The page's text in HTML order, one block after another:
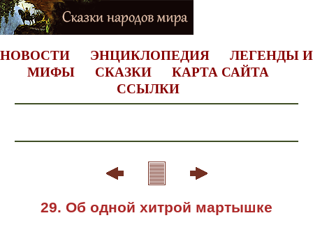
НОВОСТИ ЭНЦИКЛОПЕДИЯ
ЛЕГЕНДЫ И
МИФЫ
СКАЗКИ
КАРТА САЙТА
ССЫЛКИ
29. Об одной хитрой мартышке